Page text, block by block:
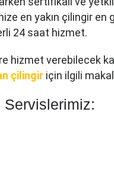
en yakın çilingir en
24 saat hizmet.
hizmet verebilecek
çilingir için ilgili
Servislerimiz: